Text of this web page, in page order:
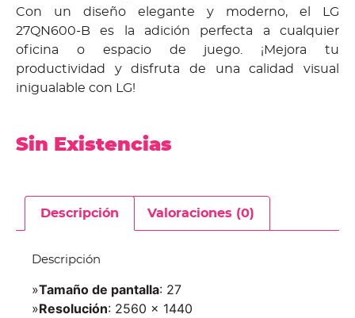
Con un diseño elegante y moderno, el LG
27QN600-B es la adición perfecta a cualquier
oficina o espacio de juego. ¡Mejora tu
productividad y disfruta de una calidad visual
inigualable con LG!
Sin Existencias
Descripción Valoraciones (0)
Descripción
»Tamaño de pantalla: 27
»Resolución: 2560 x 1440